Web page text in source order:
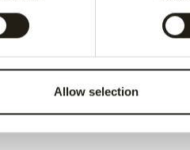
Allow selection